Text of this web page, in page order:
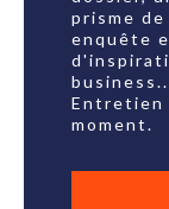
prisme
enquête
Entretien
moment.